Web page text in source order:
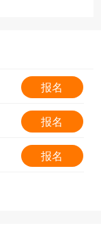
报名
报名
报名
报名
报名
报名
报名
报名
报名